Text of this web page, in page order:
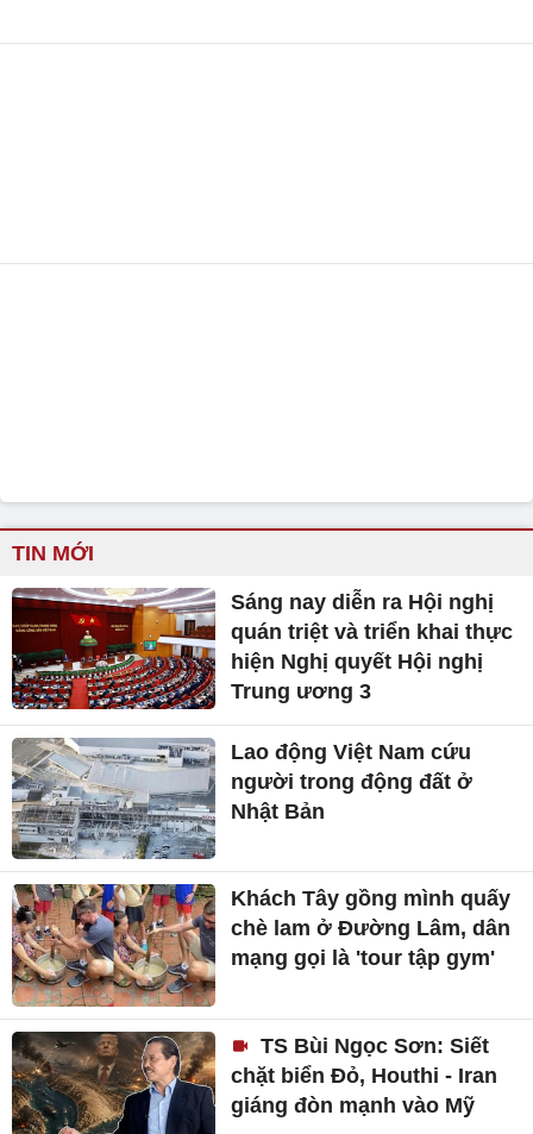
TIN MỚI
Sáng nay diễn ra Hội nghị
quán triệt và triển khai thực
hiện Nghị quyết Hội nghị
Trung ương 3
Lao động Việt Nam cứu
người trong động đất ở
Nhật Bản
Khách Tây gồng mình quấy
chè lam ở Đường Lâm, dân
mạng gọi là 'tour tập gym'
TS Bùi Ngọc Sơn: Siết
chặt biển Đỏ, Houthi - Iran
giáng đòn mạnh vào Mỹ